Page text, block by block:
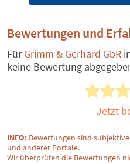
Bewertungen und
FürGrimm & Gerhard GbR
keine Bewertung
Jetzt
INFO: Bewertungen sind
und anderer Portale.
Wir überprüfen die Bewertungen